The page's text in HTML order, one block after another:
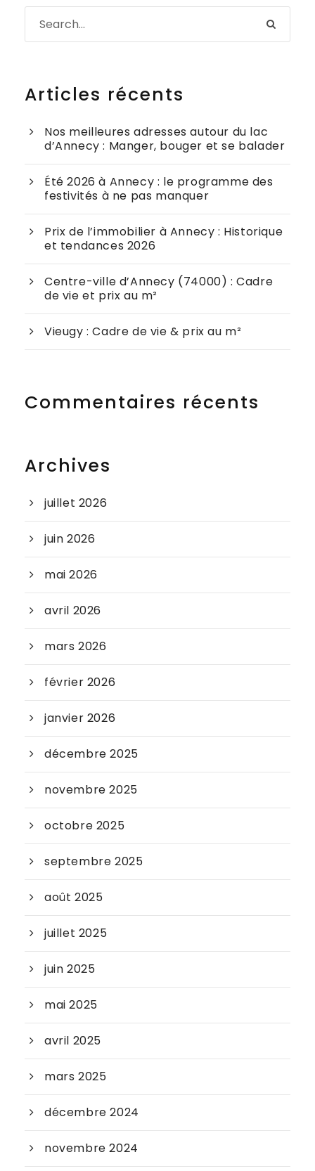
Articles récents
Nos meilleures adresses autour du lac
d’Annecy : Manger, bouger et se balader
Été 2026 à Annecy : le programme des
festivités à ne pas manquer
Prix de l’immobilier à Annecy : Historique
et tendances 2026
Centre-ville d’Annecy (74000) : Cadre
de vie et prix au m²
Vieugy : Cadre de vie & prix au m²
Commentaires récents
Archives
juillet 2026
juin 2026
mai 2026
avril 2026
mars 2026
février 2026
janvier 2026
décembre 2025
novembre 2025
octobre 2025
septembre 2025
août 2025
juillet 2025
juin 2025
mai 2025
avril 2025
mars 2025
décembre 2024
novembre 2024